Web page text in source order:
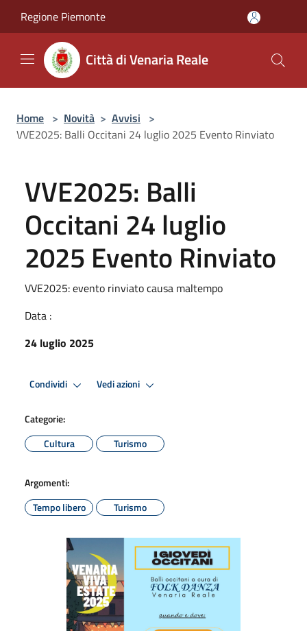
Regione Piemonte
Città di Venaria Reale
Home > Novità > Avvisi >
VVE2025: Balli Occitani 24 luglio 2025 Evento Rinviato
VVE2025: Balli
Occitani 24 luglio
2025 Evento Rinviato
VVE2025: evento rinviato causa maltempo
Data :
24 luglio 2025
Condividi Vedi azioni
Categorie:
Cultura
Turismo
Argomenti:
Tempo libero
Turismo